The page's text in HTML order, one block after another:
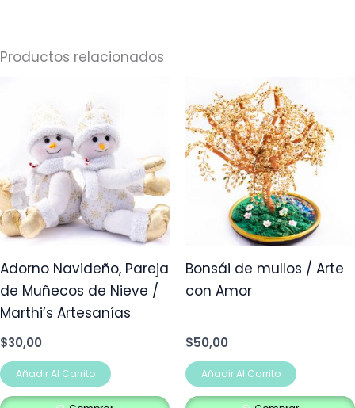
Productos relacionados
Adorno Navideño, Pareja
de Muñecos de Nieve /
Marthi’s Artesanías
$30,00
Añadir Al Carrito
Bonsái de mullos / Arte
con Amor
$50,00
Añadir Al Carrito